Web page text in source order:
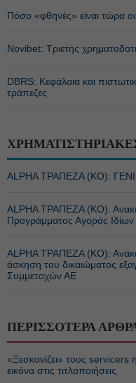
Πόσο «φθηνές» είναι τώρα οι
Novibet: Τριετής
DBRS: Κεφάλαια και
τράπεζες
ALPHA ΤΡΑΠΕΖΑ (ΚΟ):
ALPHA ΤΡΑΠΕΖΑ (ΚΟ):
Προγράμματος Αγοράς
ALPHA ΤΡΑΠΕΖΑ (ΚΟ):
άσκηση του δικαιώματος
Συμμετοχών ΑΕ
ΠΕΡΙΣΣΟΤΕΡΑ
«Ξεσκονίζει» τους
εικόνα στις τιτλοποιήσεις